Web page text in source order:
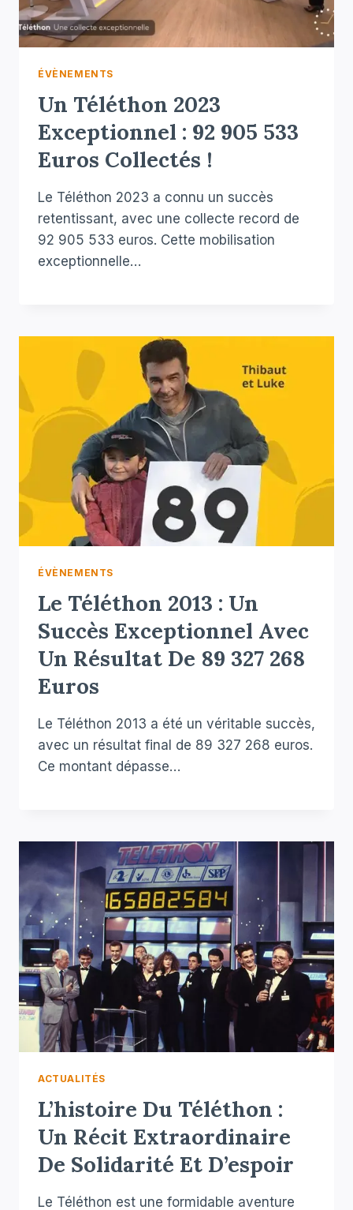
ÉVÈNEMENTS
Un Téléthon 2023
Exceptionnel : 92 905 533
Euros Collectés !
Le Téléthon 2023 a connu un succès
retentissant, avec une collecte record de
92 905 533 euros. Cette mobilisation
exceptionnelle…
ÉVÈNEMENTS
Le Téléthon 2013 : Un
Succès Exceptionnel Avec
Un Résultat De 89 327 268
Euros
Le Téléthon 2013 a été un véritable succès,
avec un résultat final de 89 327 268 euros.
Ce montant dépasse…
ACTUALITÉS
L’histoire Du Téléthon :
Un Récit Extraordinaire
De Solidarité Et D’espoir
Le Téléthon est une formidable aventure